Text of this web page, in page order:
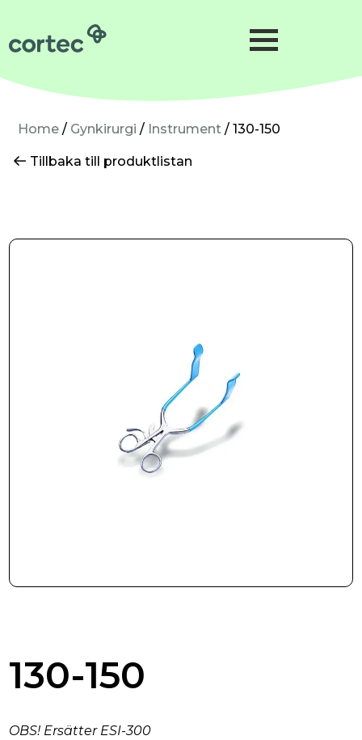
Förlossning
Gynekologi
Neonatologi
Gynkirurgi
Kontakta oss
Home/ Gynkirurgi / Instrument/ 130-150
Tillbaka till produktlistan
130-150
OBS! Ersätter ESI-300